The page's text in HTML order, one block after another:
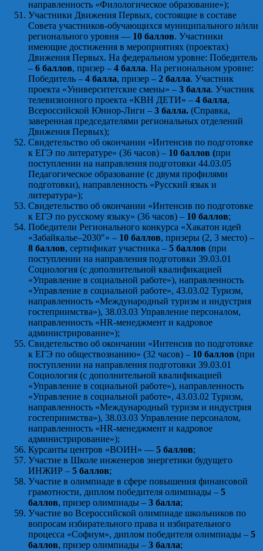
направленность «Филологическое образование»);
Участники Движения Первых, состоящие в составе
Совета участников-обучающихся муниципального и/или
регионального уровня — 10 баллов. Участники
имеющие достижения в мероприятиях (проектах)
Движения Первых. На федеральном уровне: Победитель
– 6 баллов, призер – 4 балла. На региональном уровне:
Победитель – 4 балла, призер – 2 балла. Участник
проекта «Университетские смены» – 3 балла. Участник
телевизионного проекта «КВН ДЕТИ» – 4 балла,
Всероссийской Юниор-Лиги – 3 балла. (Справка,
заверенная председателями региональных отделений
Движения Первых);
Свидетельство об окончании «Интенсив по подготовке
к ЕГЭ по литературе» (36 часов) – 10 баллов (при
поступлении на направления подготовки 44.03.05
Педагогическое образование (с двумя профилями
подготовки), направленность «Русский язык и
литература»);
Свидетельство об окончании «Интенсив по подготовке
к ЕГЭ по русскому языку» (36 часов) – 10 баллов;
Победители Регионального конкурса «Хакатон идей
«Забайкалье–2030″» – 10 баллов, призеры (2, 3 место) –
8 баллов, сертификат участника – 5 баллов (при
поступлении на направления подготовки 39.03.01
Социология (с дополнительной квалификацией
«Управление в социальной работе»), направленность
«Управление в социальной работе», 43.03.02 Туризм,
направленность «Международный туризм и индустрия
гостеприимства»), 38.03.03 Управление персоналом,
направленность «HR-менеджмент и кадровое
администрирование»);
Свидетельство об окончании «Интенсив по подготовке
к ЕГЭ по обществознанию» (32 часов) – 10 баллов (при
поступлении на направления подготовки 39.03.01
Социология (с дополнительной квалификацией
«Управление в социальной работе»), направленность
«Управление в социальной работе», 43.03.02 Туризм,
направленность «Международный туризм и индустрия
гостеприимства»), 38.03.03 Управление персоналом,
направленность «HR-менеджмент и кадровое
администрирование»);
Курсанты центров «ВОИН» — 5 баллов;
Участие в Школе инженеров энергетики будущего
ИНЖИР – 5 баллов;
Участие в олимпиаде в сфере повышения финансовой
грамотности, диплом победителя олимпиады – 5
баллов, призер олимпиады – 3 балла;
Участие во Всероссийской олимпиаде школьников по
вопросам избирательного права и избирательного
процесса «Софиум», диплом победителя олимпиады – 5
баллов, призер олимпиады – 3 балла;